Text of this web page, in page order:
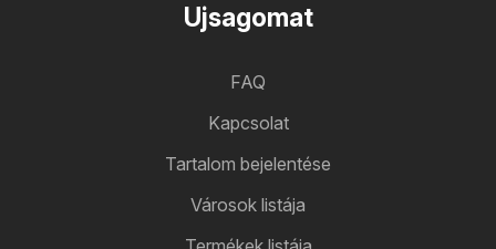
Ujsagomat
FAQ
Kapcsolat
Tartalom bejelentése
Városok listája